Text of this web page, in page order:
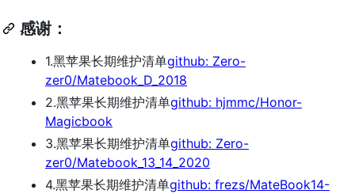
感谢：
1.黑苹果长期维护清单github: Zero-
zer0/Matebook_D_2018
2.黑苹果长期维护清单github: hjmmc/Honor-
Magicbook
3.黑苹果长期维护清单github: Zero-
zer0/Matebook_13_14_2020
4.黑苹果长期维护清单github: frezs/MateBook14-